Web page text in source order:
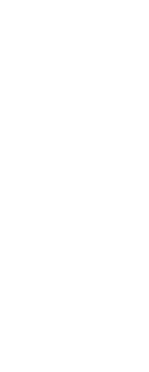
Además, ha subrayado
Diputación con una
que «suponen un paso
garantizando que nadie
Políticas sociales y
El 35 por ciento del
aumento de 5 millones
incluye más recursos
millones de euros, un
primera Unidad de
tanto presencial como
Además, se consolida
convocatoria de
euros, y se pone en
nacimiento o adopción
El presupuesto
de euros para nuevas